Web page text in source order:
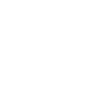
KAUFEN